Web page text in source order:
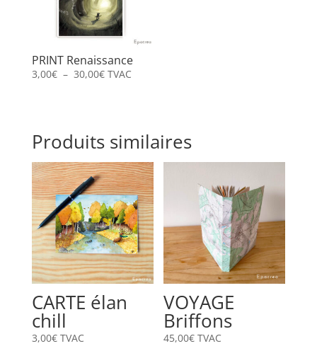
PRINT Renaissance
3,00€ – 30,00€Plage
à
TVAC
Produits similaires
CARTE élan
chill
3,00€ TVAC
VOYAGE
Briffons
45,00€ TVAC